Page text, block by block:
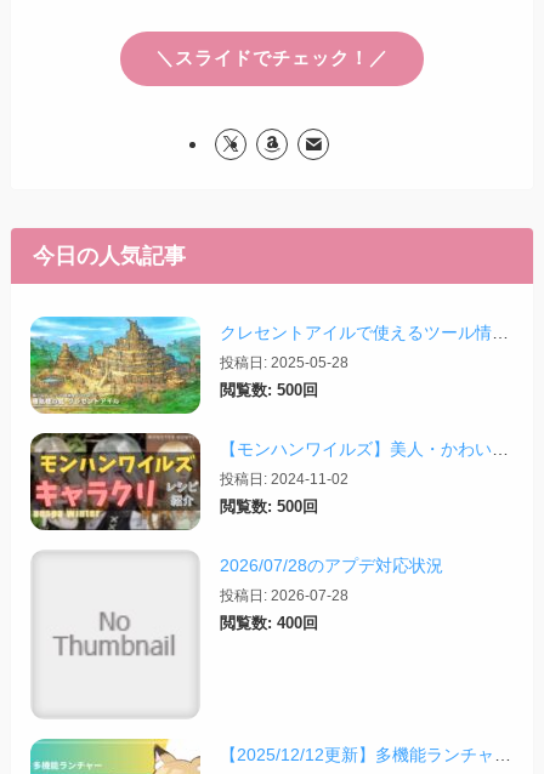
＼スライドでチェック！／
今日の人気記事
投稿日: 2025-05-28
閲覧数: 500回
投稿日: 2024-11-02
閲覧数: 500回
2026/07/28のアプデ対応状況
投稿日: 2026-07-28
閲覧数: 400回